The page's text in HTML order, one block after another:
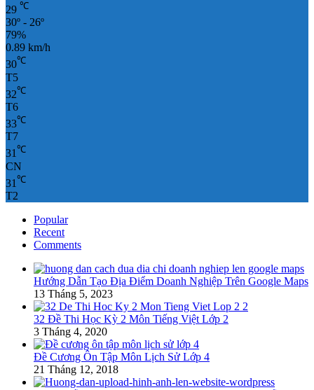
29 ℃
30º - 26º
79%
0.89 km/h
30℃
T5
32℃
T6
33℃
T7
31℃
CN
31 ℃
T2
Popular
Recent
Comments
Hướng Dẫn Tạo Địa Điểm Doanh Nghiệp Trên Google Maps
13 Tháng 5, 2023
32 Đề Thi Học Kỳ 2 Môn Tiếng Việt Lớp 2
3 Tháng 4, 2020
Đề Cương Ôn Tập Môn Lịch Sử Lớp 4
21 Tháng 12, 2018